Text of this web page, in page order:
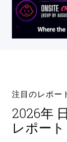
注目のレポー
2026年
レポート